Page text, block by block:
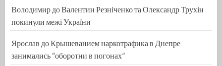
Володимир доВалентин Резніченко та Олександр Трухін
покинули межі України
Ярослав доКрышеванием наркотрафика в Днепре
занимались “оборотни в погонах”